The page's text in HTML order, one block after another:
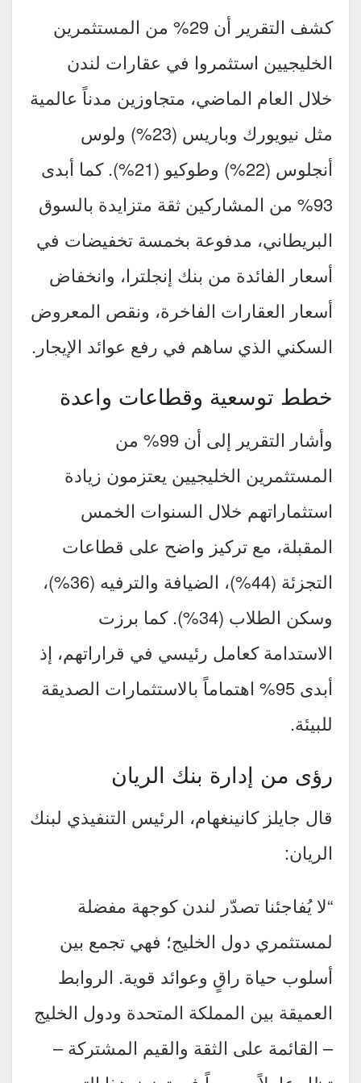
كشف التقرير أن 29% من المستثمرين
الخليجيين استثمروا في عقارات لندن
خلال العام الماضي، متجاوزين مدناً عالمية
مثل نيويورك وباريس (23%) ولوس
أنجلوس (22%) وطوكيو (21%). كما أبدى
93% من المشاركين ثقة متزايدة بالسوق
البريطاني، مدفوعة بخمسة تخفيضات في
أسعار الفائدة من بنك إنجلترا، وانخفاض
أسعار العقارات الفاخرة، ونقص المعروض
السكني الذي ساهم في رفع عوائد الإيجار.
خطط توسعية وقطاعات واعدة
وأشار التقرير إلى أن 99% من
المستثمرين الخليجيين يعتزمون زيادة
استثماراتهم خلال السنوات الخمس
المقبلة، مع تركيز واضح على قطاعات
التجزئة (44%)، الضيافة والترفيه (36%)،
وسكن الطلاب (34%). كما برزت
الاستدامة كعامل رئيسي في قراراتهم، إذ
أبدى 95% اهتماماً بالاستثمارات الصديقة
للبيئة.
رؤى من إدارة بنك الريان
قال جايلز كانينغهام، الرئيس التنفيذي لبنك
الريان:
“لا يُفاجئنا تصدّر لندن كوجهة مفضلة
لمستثمري دول الخليج؛ فهي تجمع بين
أسلوب حياة راقٍ وعوائد قوية. الروابط
العميقة بين المملكة المتحدة ودول الخليج
– القائمة على الثقة والقيم المشتركة –